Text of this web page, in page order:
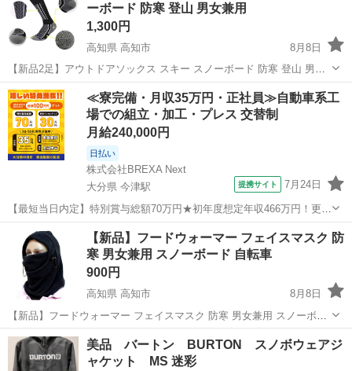
ーボード 防寒 登山 男女兼用
1,300円
高知県 高知市
8月8日
【新品2足】アウトドアソックス スキー スノーボード 防寒 登山 男女
兼用 ※複数在庫ございます。 お気軽にお声掛けください。 サイズ :
24〜28cm 男女兼用 新品、未使用品です。 アマゾンにて1,880円で
購...
高知 高知市 スノーボード
≪寮完備・月収35万円・正社員≫自動車系工
場での組立・加工・プレス 交替制
月給240,000円
日払い
株式会社BREXA Next
大分県 今津駅
提携サイト 7月24日
【最短当日内定】特別賞与総額70万円★初年度想定年収466万円！更新
インセンティブ30万円★無料の備品付き寮完備＆赴任旅費会社負担◎
業績賞与＆昇給あり！軽自動車の製造業務！ ダイハツ車の製造 大手自
動車メーカーである『ダイ...
大分 今津駅 その他
【新品】フードウォーマー フェイスマスク 防
寒 男女兼用 スノーボード 自転車
900円
高知県 高知市
8月8日
【新品】フードウォーマー フェイスマスク 防寒 男女兼用 スノーボー
ド 自転車 新品、未使用です。 サイズは写真をご参考ください。 ※複
数在庫ございます。 お気軽にお声掛けください。 ✅【寒さ対策】-- フ
リース素材の...
高知 高知市 スノーボード
美品 バートン BURTON スノボウェアジ
ャケット MS 迷彩